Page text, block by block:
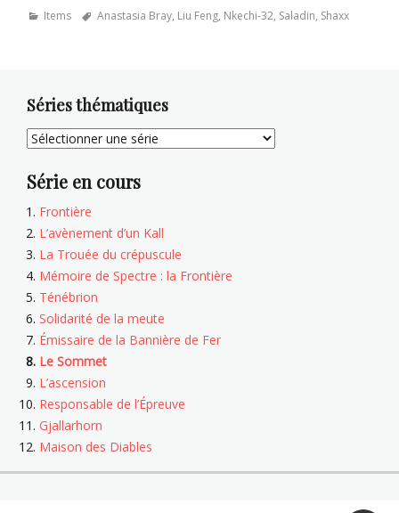
Categories
Items TagsAnastasia Bray, Liu Feng, Nkechi-32, Saladin, Shaxx
Séries thématiques
Série en cours
Frontière
L’avènement d’un Kall
La Trouée du crépuscule
Mémoire de Spectre : la Frontière
Ténébrion
Solidarité de la meute
Émissaire de la Bannière de Fer
Le Sommet
L’ascension
Responsable de l’Épreuve
Gjallarhorn
Maison des Diables